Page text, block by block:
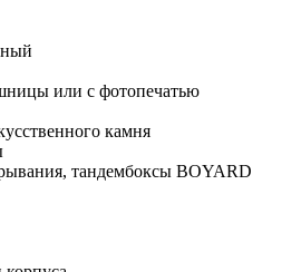
или с фотопечатью
камня
тандембоксы BOYARD